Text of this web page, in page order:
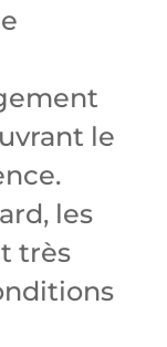
le
les
très